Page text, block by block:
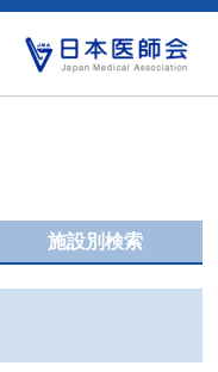
施設別検索